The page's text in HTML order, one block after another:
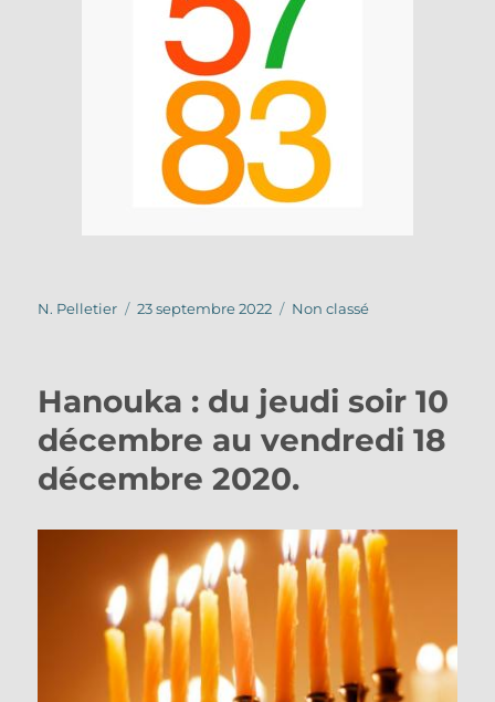
Auteur
N. Pelletier
Publié
23 septembre 2022 Catégories
Non classé
Hanouka : du jeudi soir 10
décembre au vendredi 18
décembre 2020.